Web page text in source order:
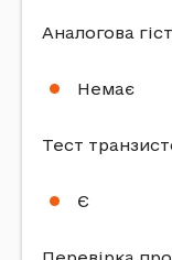
Аналогова
Немає
Тест
Є